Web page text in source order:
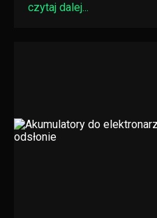
czytaj dalej...